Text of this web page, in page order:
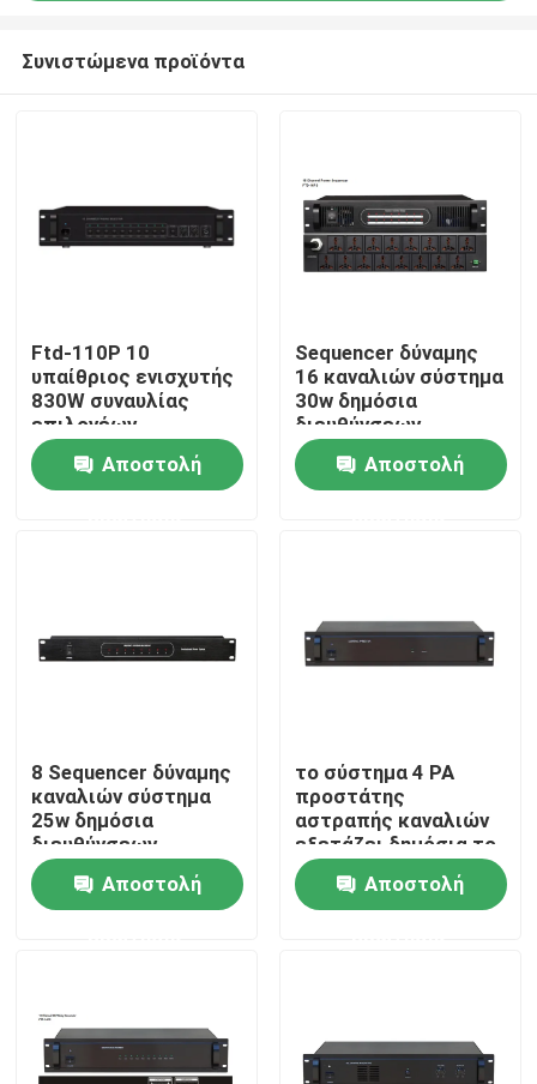
Σπίτι
Προϊόντα
Ποιοτικός έλεγχος
Μας ελάτε σε επαφή με
Ενισχυτής συστημάτων PA
Συνιστώμενα προϊόντα
Ftd-110P 10
υπαίθριος ενισχυτής
830W συναυλίας
επιλογέων
σελιδοποίησης
ζώνης Αποστολή
Sequencer δύναμης
16 καναλιών σύστημα
30w δημόσια
διευθύνσεων
Αποστολή
8 Sequencer δύναμης
καναλιών σύστημα
25w δημόσια
διευθύνσεων
Αποστολή
το σύστημα 4 PA
προστάτης
αστραπής καναλιών
εξετάζει δημόσια το
σύστημα
Αποστολή